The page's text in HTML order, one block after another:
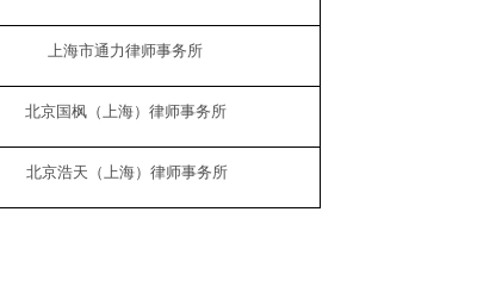
上海市通力律师事务所
北京国枫（上海）律师事务所
北京浩天（上海）律师事务所